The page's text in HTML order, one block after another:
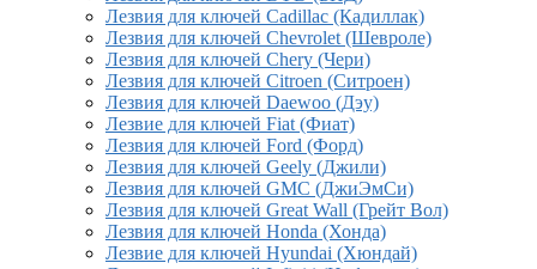
Лезвия для ключей Cadillac (Кадиллак)
Лезвия для ключей Chevrolet (Шевроле)
Лезвия для ключей Chery (Чери)
Лезвия для ключей Citroen (Ситроен)
Лезвия для ключей Daewoo (Дэу)
Лезвие для ключей Fiat (Фиат)
Лезвия для ключей Ford (Форд)
Лезвия для ключей Geely (Джили)
Лезвия для ключей GMC (ДжиЭмСи)
Лезвия для ключей Great Wall (Грейт Вол)
Лезвия для ключей Honda (Хонда)
Лезвие для ключей Hyundai (Хюндай)